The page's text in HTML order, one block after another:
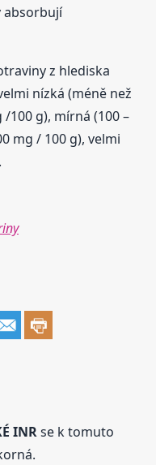
absorbují
z hlediska
nízká (méně než
/100 g), mírná (100 –
mg / 100 g), velmi
INRse k tomuto